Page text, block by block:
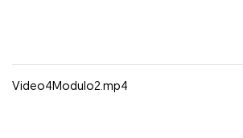
Video4Modulo2.mp4